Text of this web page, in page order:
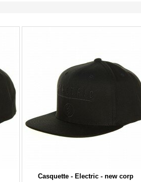
Casquette - Electric - new corp